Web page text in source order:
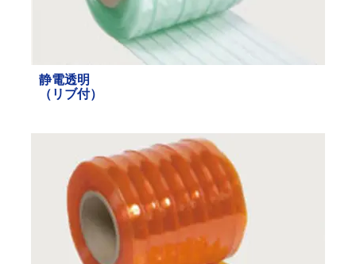
静電透明
（リブ付）